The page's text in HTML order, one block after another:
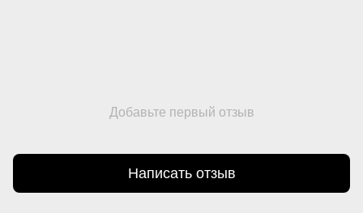
Добавьте первый отзыв
Написать отзыв